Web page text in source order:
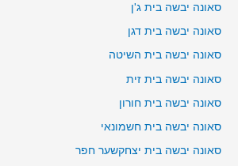
סאונה יבשה בית ג'ן
סאונה יבשה בית דגן
סאונה יבשה בית השיטה
סאונה יבשה בית זית
סאונה יבשה בית חורון
סאונה יבשה בית חשמונאי
סאונה יבשה בית יצחקשער חפר